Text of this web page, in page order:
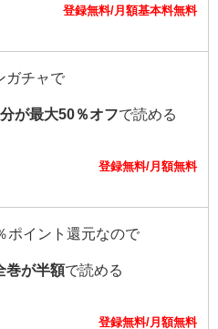
登録無料/月額基本料無料
ガチャで
が最大50％オフで読める
登録無料/月額無料
ポイント還元なので
巻が半額で読める
登録無料/月額無料